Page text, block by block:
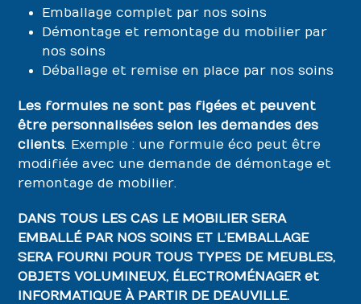
Emballage complet par nos soins
Démontage et remontage du mobilier par
nos soins
Déballage et remise en place par nos soins
Les formules ne sont pas figées et peuvent
être personnalisées selon les demandes des
clients. Exemple : une formule éco peut être
modifiée avec une demande de démontage et
remontage de mobilier.
DANS TOUS LES CAS LE MOBILIER SERA
EMBALLÉ PAR NOS SOINS ET L’EMBALLAGE
SERA FOURNI POUR TOUS TYPES DE MEUBLES,
OBJETS VOLUMINEUX, ÉLECTROMÉNAGER et
INFORMATIQUE À PARTIR DE DEAUVILLE.